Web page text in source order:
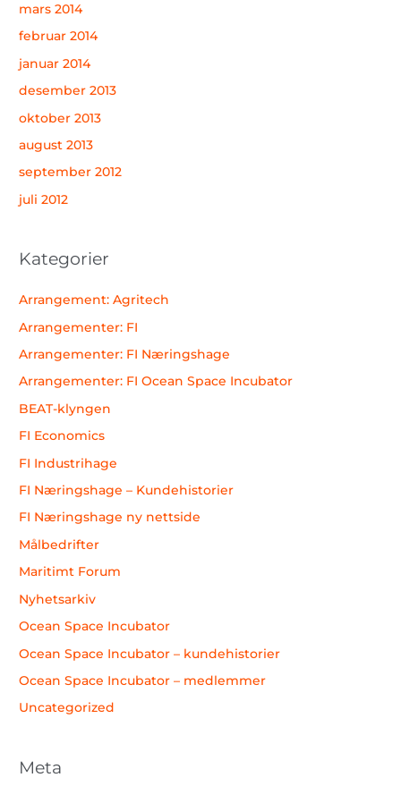
mars 2014
februar 2014
januar 2014
desember 2013
oktober 2013
august 2013
september 2012
juli 2012
Kategorier
Arrangement: Agritech
Arrangementer: FI
Arrangementer: FI Næringshage
Arrangementer: FI Ocean Space Incubator
BEAT-klyngen
FI Economics
FI Industrihage
FI Næringshage – Kundehistorier
FI Næringshage ny nettside
Målbedrifter
Maritimt Forum
Nyhetsarkiv
Ocean Space Incubator
Ocean Space Incubator – kundehistorier
Ocean Space Incubator – medlemmer
Uncategorized
Meta